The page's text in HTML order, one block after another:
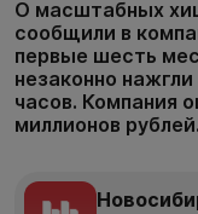
О масштабных
сообщили в
первые шесть
незаконно
часов. Компания
миллионов рублей.